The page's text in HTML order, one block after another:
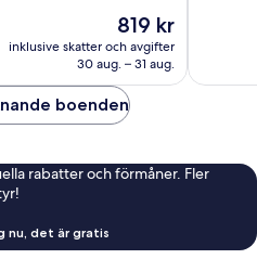
Priset
är
819 kr
819 kr
inklusive skatter och avgifter
30 aug. – 31 aug.
boenden
rabatter och förmåner. Fler
nu, det är gratis